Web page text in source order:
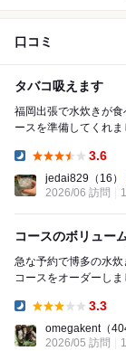
口コミ
タバコ吸えます
福岡出張で水炊きが食べたくなり当
ースを準備してくれ
3.6
jedai829 （16）
2026/06 訪問
コースのボリュー
急な予約で博多の水炊
コースをオーダーしました。 突出しから串焼きなどお鍋
3.3
omegakent （
2026/05 訪問